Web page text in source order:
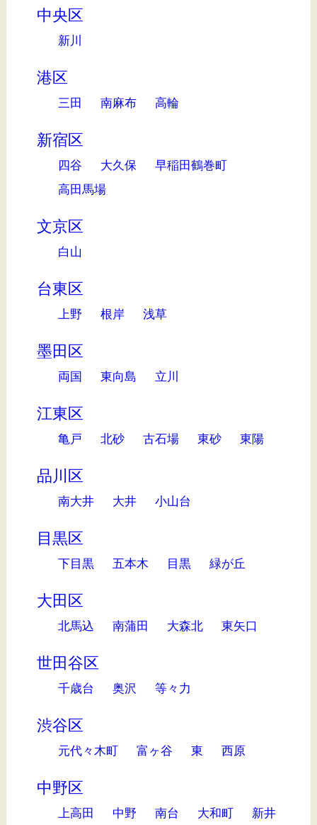
中央区
新川
港区
三田 南麻布 高輪
新宿区
四谷 大久保
早稲田鶴巻町
高田馬場
文京区
白山
台東区
上野 根岸 浅草
墨田区
両国 東向島 立川
江東区
亀戸 北砂 古石場 東砂 東陽
品川区
南大井 大井 小山台
目黒区
下目黒 五本木 目黒 緑が丘
大田区
北馬込 南蒲田 大森北 東矢口
世田谷区
千歳台 奥沢 等々力
渋谷区
元代々木町 富ヶ谷 東 西原
中野区
上高田 中野 南台 大和町
新井